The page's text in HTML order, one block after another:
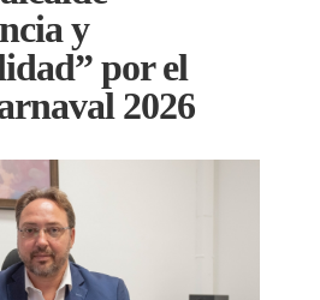
y
por el
2026